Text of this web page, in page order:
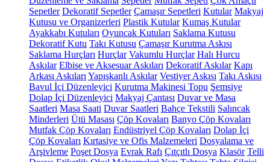
Sepetler Dekoratif Sepetler Çamaşır Sepetleri Kutular Makyaj
Kutusu ve Organizerleri Plastik Kutular Kumaş Kutular
Ayakkabı Kutuları Oyuncak Kutuları Saklama Kutusu
Dekoratif Kutu Takı Kutusu Çamaşır Kurutma Askısı
Saklama Hurçları Hurçlar Vakumlu Hurçlar Halı Hurcu
Askılar Elbise ve Aksesuar Askıları Dekoratif Askılar Kapı
Arkası Askıları Yapışkanlı Askılar Vestiyer Askısı Takı Askısı
Bavul İçi Düzenleyici Kurutma Makinesi Topu Şemsiye
Dolap İçi Düzenleyici Makyaj Çantası Duvar ve Masa
Saatleri Masa Saati Duvar Saatleri Bahçe Tekstili Salıncak
Minderleri Ütü Masası Çöp Kovaları Banyo Çöp Kovaları
Mutfak Çöp Kovaları Endüstriyel Çöp Kovaları Dolap İçi
Çöp Kovaları Kırtasiye ve Ofis Malzemeleri Dosyalama ve
Arşivleme Poşet Dosya Evrak Rafı Çıtçıtlı Dosya Klasör Telli